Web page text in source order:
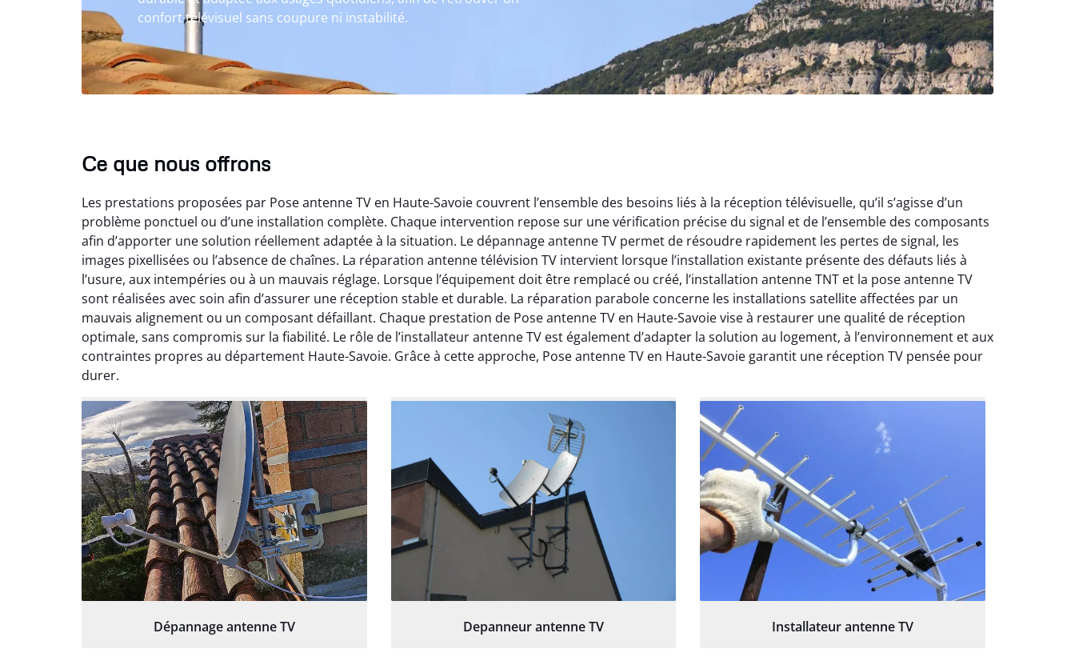
confort télévisuel sans coupure ni instabilité.
Ce que nous offrons
Les prestations proposées par Pose antenne TV en Haute-Savoie couvrent l’ensemble des besoins liés à la réception télévisuelle, qu’il s’agisse d’un
problème ponctuel ou d’une installation complète. Chaque intervention repose sur une vérification précise du signal et de l’ensemble des composants
afin d’apporter une solution réellement adaptée à la situation. Le dépannage antenne TV permet de résoudre rapidement les pertes de signal, les
images pixellisées ou l’absence de chaînes. La réparation antenne télévision TV intervient lorsque l’installation existante présente des défauts liés à
l’usure, aux intempéries ou à un mauvais réglage. Lorsque l’équipement doit être remplacé ou créé, l’installation antenne TNT et la pose antenne TV
sont réalisées avec soin afin d’assurer une réception stable et durable. La réparation parabole concerne les installations satellite affectées par un
mauvais alignement ou un composant défaillant. Chaque prestation de Pose antenne TV en Haute-Savoie vise à restaurer une qualité de réception
optimale, sans compromis sur la fiabilité. Le rôle de l’installateur antenne TV est également d’adapter la solution au logement, à l’environnement et aux
contraintes propres au département Haute-Savoie. Grâce à cette approche, Pose antenne TV en Haute-Savoie garantit une réception TV pensée pour
durer.
Dépannage antenne TV Depanneur antenne TV Installateur antenne TV